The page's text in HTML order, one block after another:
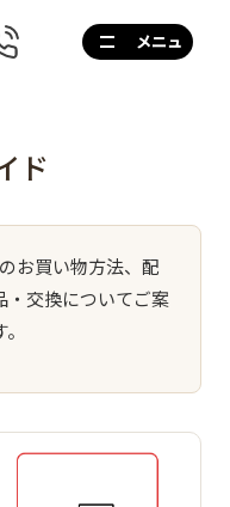
267-
ド
お買い物方法、配
・交換についてご案